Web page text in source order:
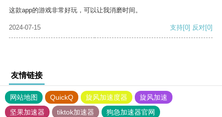
这款app的游戏非常好玩，可以让我消磨时间。
2024-07-15 支持[0] 反对[0]
友情链接
网站地图 QuickQ 旋风加速度器
旋风加速
坚果加速器
tiktok加速器
狗急加速器官网